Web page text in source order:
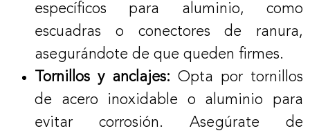
específicos para aluminio, como
escuadras o conectores de ranura,
asegurándote de que queden firmes.
Tornillos y anclajes: Opta por tornillos
de acero inoxidable o aluminio para
evitar corrosión. Asegúrate de